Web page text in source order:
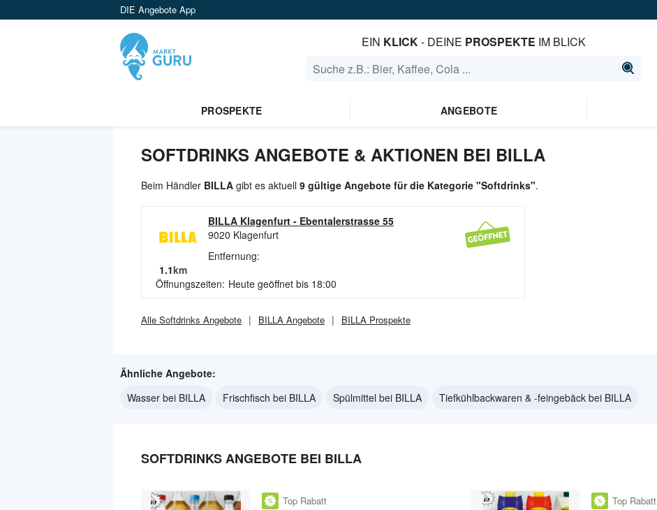
DIE Angebote App
EIN KLICK- DEINE PROSPEKTE IM BLICK
PROSPEKTE ANGEBOTE
SOFTDRINKS ANGEBOTE & AKTIONEN BEI BILLA
Beim Händler BILLA gibt es aktuell 9 gültige Angebote für die Kategorie "Softdrinks".
BILLA Klagenfurt - Ebentalerstrasse 55
9020 Klagenfurt
Entfernung:
1.1km
Öffnungszeiten: Heute geöffnet bis 18:00
Alle Softdrinks Angebote BILLA Angebote BILLA Prospekte
Ähnliche Angebote:
Wasser bei BILLA
Frischfisch bei BILLA Spülmittel bei BILLA Tiefkühlbackwaren & -feingebäck bei BILLA
SOFTDRINKS ANGEBOTE BEI BILLA
Top Rabatt Top Rabatt